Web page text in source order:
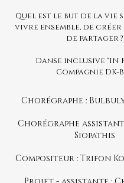
Quel est le but de la vie
vivre ensemble, de créer
de partager ?
Danse inclusive "IN
Compagnie DK-
Chorégraphe :
Chorégraphe assistant
Siopathis
Compositeur : Trifon